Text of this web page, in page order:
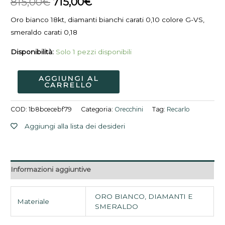
815,00€.
Oro bianco 18kt, diamanti bianchi carati 0,10 colore G-VS,
smeraldo carati 0,18
Disponibilità: Solo 1 pezzi disponibili
AGGIUNGI AL
CARRELLO
COD:1b8bcecebf79 Categoria: Orecchini Tag: Recarlo
Aggiungi alla lista dei desideri
Informazioni aggiuntive
Materiale
ORO BIANCO, DIAMANTI E
SMERALDO